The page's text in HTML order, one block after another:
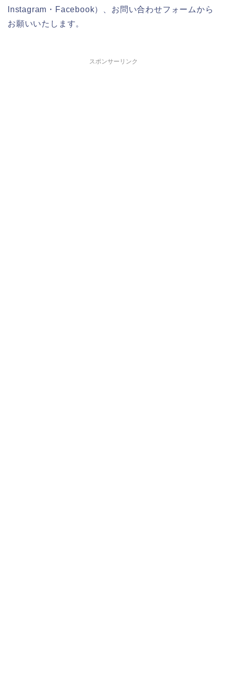
Instagram・Facebook）、お問い合わせフォームから
お願いいたします。
スポンサーリンク